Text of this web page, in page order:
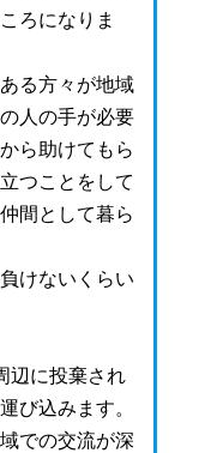
ろになりま
る方々が地域
人の手が必要
ら助けてもら
つことをして
間として暮ら
けないくらい
辺に投棄され
び込みます。
での交流が深